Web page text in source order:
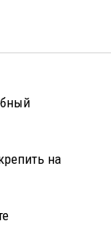
на